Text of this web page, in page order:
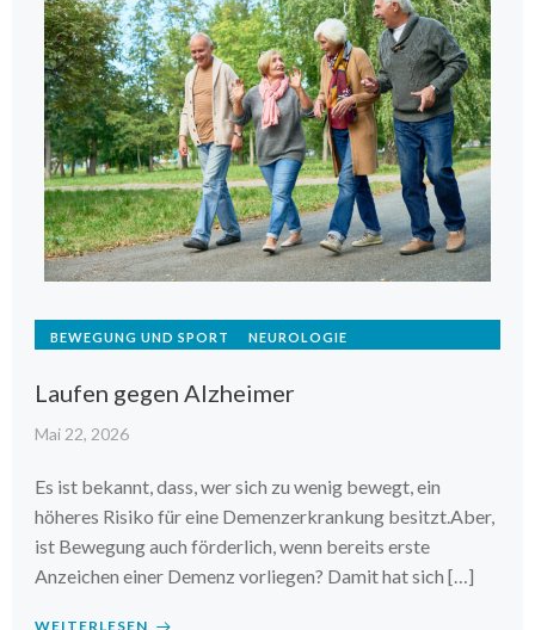
BEWEGUNG UND SPORT NEUROLOGIE
Laufen gegen Alzheimer
Mai 22, 2026
Es ist bekannt, dass, wer sich zu wenig bewegt, ein
höheres Risiko für eine Demenzerkrankung besitzt.Aber,
ist Bewegung auch förderlich, wenn bereits erste
Anzeichen einer Demenz vorliegen? Damit hat sich […]
WEITERLESEN